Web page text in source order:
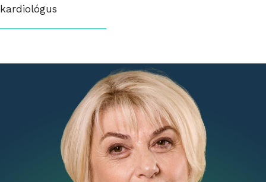
kardiológus